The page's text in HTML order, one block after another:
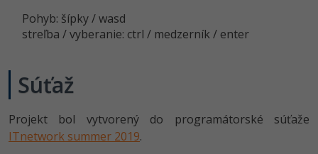
Kybernetická bezpečnost
Fórum
Pohyb: šípky / wasd
streľba / vyberanie: ctrl / medzerník / enter
Súťaž
Projekt bol vytvorený do programátorské súťaže
ITnetwork summer 2019.